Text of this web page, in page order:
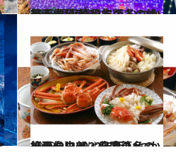
2023.1.16
【画像】2022年版 いつか行きたい！ 日本の冬の絶景 ～関東篇～
旅＆お出かけ
2023.1.7
【画像】2022年版 いつか行きたい！ 日本の冬の絶景～中部・北陸篇～
旅＆お出かけ